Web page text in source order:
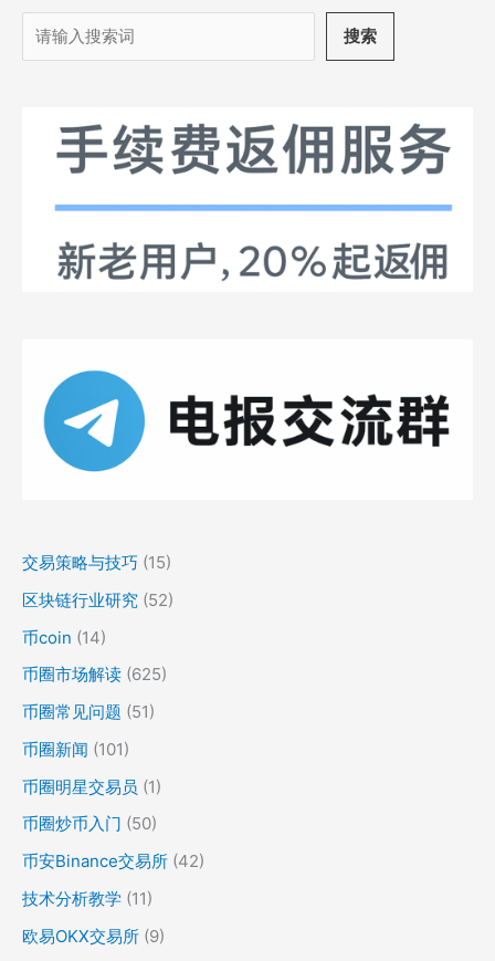
搜
索
搜索
交易策略与技巧 (15)
区块链行业研究 (52)
币coin (14)
币圈市场解读 (625)
币圈常见问题 (51)
币圈新闻 (101)
币圈明星交易员 (1)
币圈炒币入门 (50)
币安Binance交易所 (42)
技术分析教学 (11)
欧易OKX交易所 (9)